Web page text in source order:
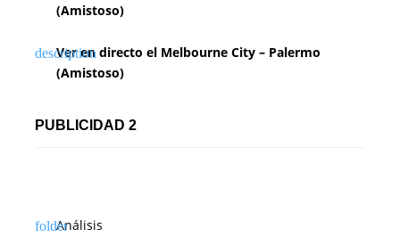
(Amistoso)
Ver en directo el Melbourne City – Palermo
(Amistoso)
PUBLICIDAD 2
Análisis